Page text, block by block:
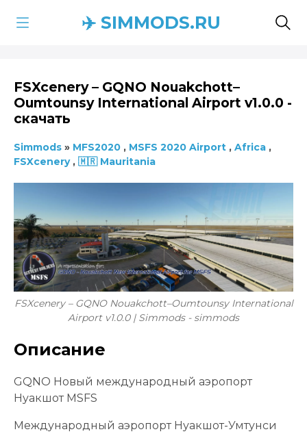
✈️ SIMMODS.RU
FSXcenery – GQNO Nouakchott–
Oumtounsy International Airport v1.0.0 -
скачать
Simmods » MFS2020 , MSFS 2020 Airport , Africa ,
FSXcenery , 🇲🇷 Mauritania
FSXcenery – GQNO Nouakchott–Oumtounsy International
Airport v1.0.0 | Simmods - simmods
Описание
GQNO Новый международный аэропорт
Нуакшот MSFS
Международный аэропорт Нуакшот-Умтунси